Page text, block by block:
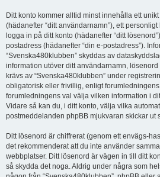
Ditt konto kommer alltid minst innehålla ett
(hädanefter “ditt användarnamn”), ett
logga in på ditt konto (hädanefter “ditt
postadress (hädanefter “din e-postadress”).
“Svenska480klubben” skyddas av
information utöver ditt användarnamn,
krävs av “Svenska480klubben” under
obligatorisk eller frivillig, enligt
forumledningens val välja vilken information i
Vidare så kan du, i ditt konto, välja vilka
postmeddelanden phpBB mjukvaran skickar ut
Ditt lösenord är chiffrerat (genom ett envägs-
det rekommenderat att du inte använder
webbplatser. Ditt lösenord är vägen in till ditt
så skydda det noga. Aldrig under några som